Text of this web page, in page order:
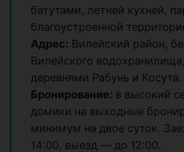
батутами, летней кухней,
благоустроенной
Адрес: Вилейский район,
Вилейского
деревнями Рабунь и Косута.
Бронирование: в высокий
домики на выходные
минимум на двое суток.
14:00, выезд — до 12:00.